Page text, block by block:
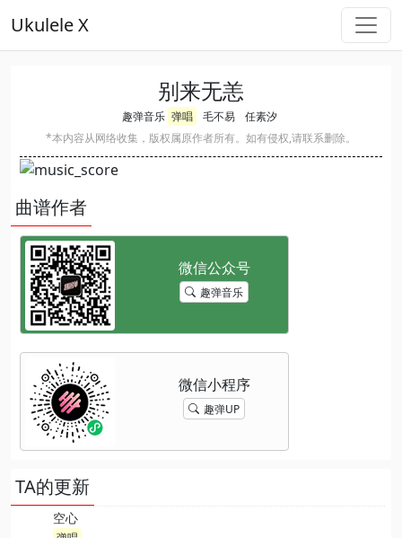
Ukulele X
别来无恙
趣弹音乐 弹唱 毛不易
任素汐
*本内容从网络收集，版权属原作者所有。如有侵权,请联系删除。
曲谱作者
趣弹音乐
趣弹UP
TA的更新
空心